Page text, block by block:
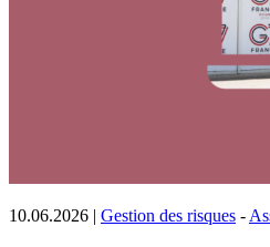
10.06.2026 | Gestion des risques -